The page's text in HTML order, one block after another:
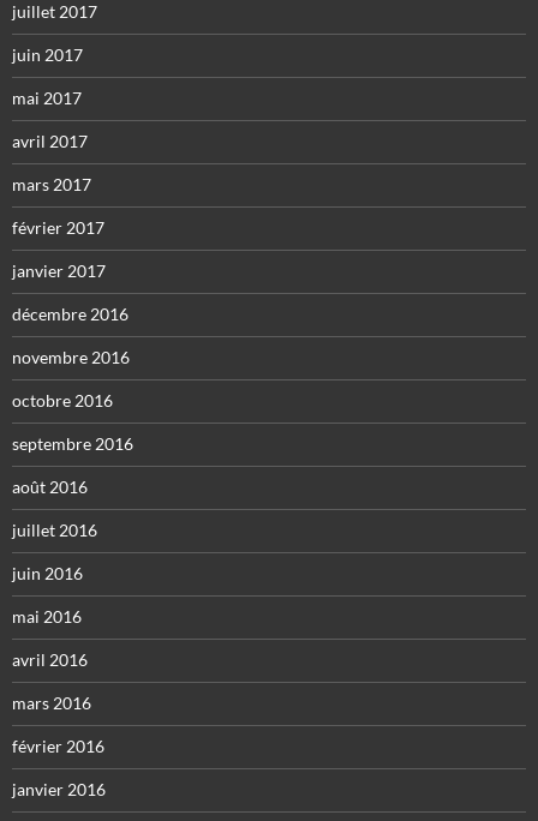
juillet 2017
juin 2017
mai 2017
avril 2017
mars 2017
février 2017
janvier 2017
décembre 2016
novembre 2016
octobre 2016
septembre 2016
août 2016
juillet 2016
juin 2016
mai 2016
avril 2016
mars 2016
février 2016
janvier 2016